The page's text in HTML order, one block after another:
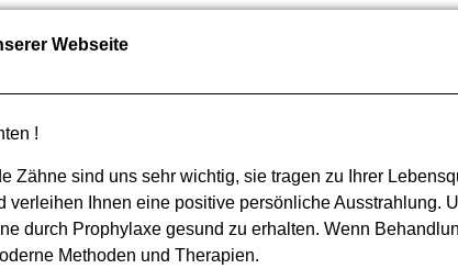
Webseite
!
Zähne sind uns sehr wichtig, sie tragen zu Ihrer
verleihen Ihnen eine positive persönliche Ausstrahlung.
durch Prophylaxe gesund zu erhalten. Wenn
Methoden und Therapien.